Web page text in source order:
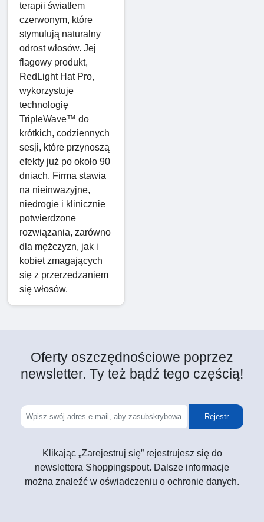
terapii światłem
czerwonym, które
stymulują naturalny
odrost włosów. Jej
flagowy produkt,
RedLight Hat Pro,
wykorzystuje
technologię
TripleWave™ do
krótkich, codziennych
sesji, które przynoszą
efekty już po około 90
dniach. Firma stawia
na nieinwazyjne,
niedrogie i klinicznie
potwierdzone
rozwiązania, zarówno
dla mężczyzn, jak i
kobiet zmagających
się z przerzedzaniem
się włosów.
Oferty oszczędnościowe poprzez
newsletter. Ty też bądź tego częścią!
Rejestr
Klikając „Zarejestruj się” rejestrujesz się do
newslettera Shoppingspout. Dalsze informacje
można znaleźć w oświadczeniu o ochronie danych.